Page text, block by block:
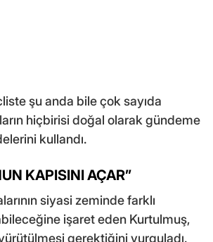
şu anda bile çok sayıda
hiçbirisi doğal olarak gündeme
kullandı.
KAPISINI AÇAR”
siyasi zeminde farklı
işaret eden Kurtulmuş,
gerektiğini vurguladı.